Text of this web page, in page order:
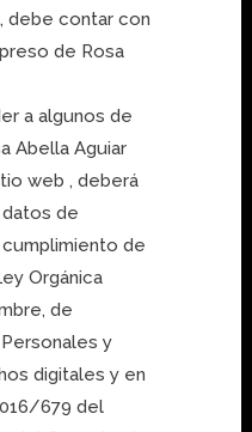
debe contar con
de Rosa
a algunos de
Abella Aguiar
web , deberá
de
de
Orgánica
de
y
digitales y en
679 del